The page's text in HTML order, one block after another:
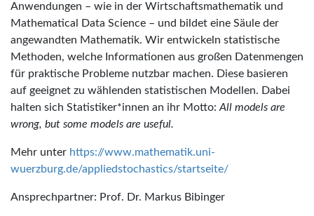
Anwendungen – wie in der Wirtschaftsmathematik und
Mathematical Data Science – und bildet eine Säule der
angewandten Mathematik. Wir entwickeln statistische
Methoden, welche Informationen aus großen Datenmengen
für praktische Probleme nutzbar machen. Diese basieren
auf geeignet zu wählenden statistischen Modellen. Dabei
halten sich Statistiker*innen an ihr Motto:All models are
wrong, but some models are useful.
Mehr unter https://www.mathematik.uni-
wuerzburg.de/appliedstochastics/startseite/
Ansprechpartner: Prof. Dr. Markus Bibinger